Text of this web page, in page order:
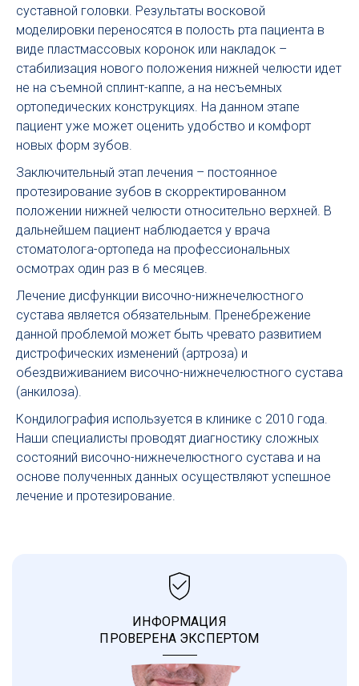
суставной головки. Результаты восковой
моделировки переносятся в полость рта пациента в
виде пластмассовых коронок или накладок –
стабилизация нового положения нижней челюсти идет
не на съемной сплинт-каппе, а на несъемных
ортопедических конструкциях. На данном этапе
пациент уже может оценить удобство и комфорт
новых форм зубов.
Заключительный этап лечения – постоянное
протезирование зубов в скорректированном
положении нижней челюсти относительно верхней. В
дальнейшем пациент наблюдается у врача
стоматолога-ортопеда на профессиональных
осмотрах один раз в 6 месяцев.
Лечение дисфункции височно-нижнечелюстного
сустава является обязательным. Пренебрежение
данной проблемой может быть чревато развитием
дистрофических изменений (артроза) и
обездвиживанием височно-нижнечелюстного сустава
(анкилоза).
Кондилография используется в клинике с 2010 года.
Наши специалисты проводят диагностику сложных
состояний височно-нижнечелюстного сустава и на
основе полученных данных осуществляют успешное
лечение и протезирование.
ИНФОРМАЦИЯ
ПРОВЕРЕНА ЭКСПЕРТОМ